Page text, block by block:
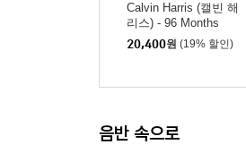
Calvin Harris (캘빈 해
리스) - 96 Months
20,400원 (19% 할인)
음반 속으로